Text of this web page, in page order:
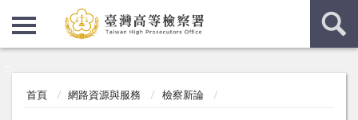
首頁 網路資源與服務 檢察新論